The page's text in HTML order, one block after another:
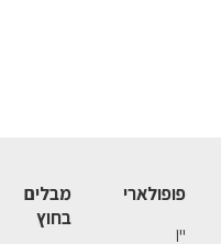
פופולארי
יין
מבלים
בחוץ